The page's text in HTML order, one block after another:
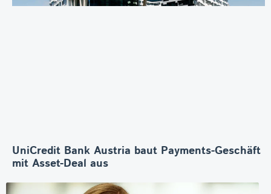
UniCredit Bank Austria baut Payments-Geschäft
mit Asset-Deal aus